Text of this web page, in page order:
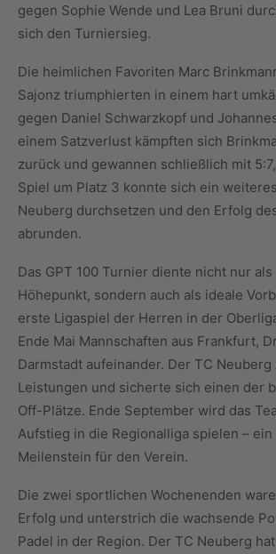
gegen Sophie Wende und Lea Bruni
sich den Turniersieg.
Die heimlichen Favoriten Marc
Sajonz triumphierten in einem hart
gegen Daniel Schwarzkopf und
einem Satzverlust kämpften sich
zurück und gewannen schließlich mit
Spiel um Platz 3 konnte sich ein
Neuberg durchsetzen und den Erfolg
abrunden.
Das GPT 100 Turnier diente nicht nur
Höhepunkt, sondern auch als ideale
erste Ligaspiel der Herren in der
Ende Mai Mannschaften aus Frankfurt,
Darmstadt aufeinander. Der TC
Leistungen und sicherte sich einen der
Off-Plätze. Ende September wird das
Aufstieg in die Regionalliga spielen –
Meilenstein für den Verein.
Die zwei sportlichen Wochenenden
Erfolg und unterstrich die wachsende
Padel in der Region. Der TC Neuberg